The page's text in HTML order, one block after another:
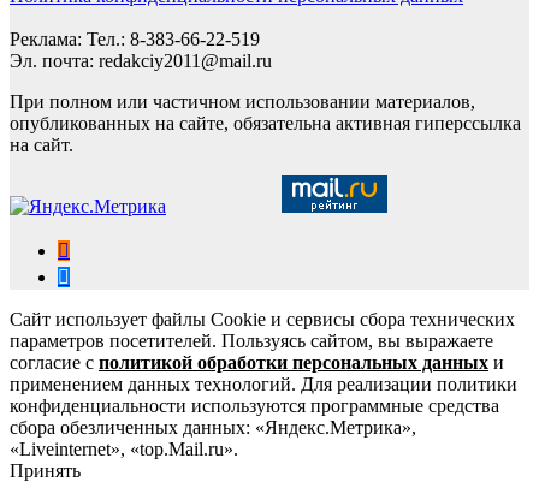
Реклама: Тел.: 8-383-66-22-519
Эл. почта: redakciy2011@mail.ru
При полном или частичном использовании материалов,
опубликованных на сайте, обязательна активная гиперссылка
на сайт.
Сайт использует файлы Cookie и сервисы сбора технических
параметров посетителей. Пользуясь сайтом, вы выражаете
согласие с политикой обработки персональных данных и
применением данных технологий. Для реализации политики
конфиденциальности используются программные средства
сбора обезличенных данных: «Яндекс.Метрика»,
«Liveinternet», «top.Mail.ru».
Принять